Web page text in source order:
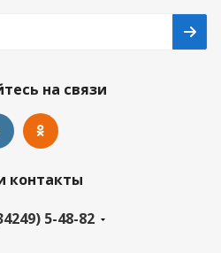
на связи
контакты
5-48-82